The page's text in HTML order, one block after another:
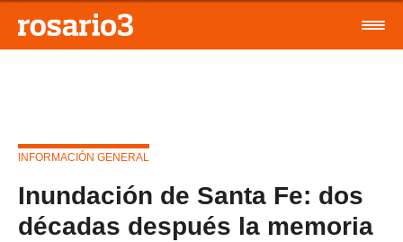
INFORMACIÓN GENERAL
Inundación de Santa Fe: dos
décadas después la memoria